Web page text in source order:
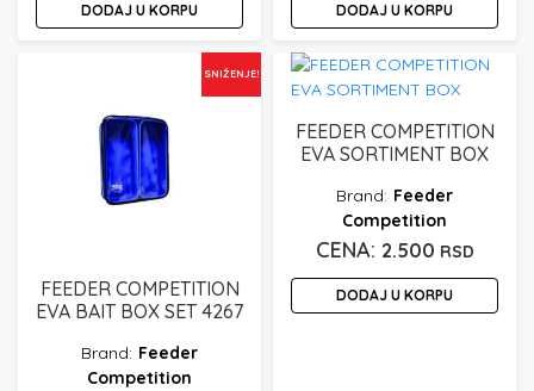
DODAJ U KORPU DODAJ U KORPU
SNIŽENJE!
FEEDER COMPETITION
EVA BAIT BOX SET 4267
Feeder
Competition
FEEDER COMPETITION
EVA SORTIMENT BOX
Feeder
Competition
2.500 RSD
DODAJ U KORPU